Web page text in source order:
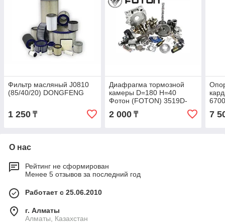
Фильтр масляный J0810
(85/40/20) DONGFENG
1 250 ₸
Диафрагма тормозной
камеры D=180 H=40
Фотон (FOTON) 3519D-
2 000₸ 7
О нас
Рейтинг не сформирован
Менее 5 отзывов за последний год
Работает с 25.06.2010
г. Алматы
Алматы, Казахстан